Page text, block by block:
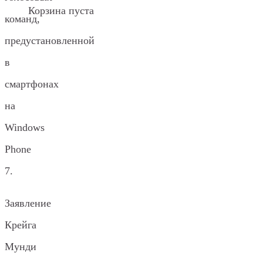
Корзина пуста
команд,
предустановленной
в
смартфонах
на
Windows
Phone
7.
Заявление
Крейга
Мунди